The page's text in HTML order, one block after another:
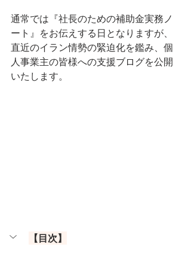
通常では『社長のための補助金実務ノ
ート』をお伝えする日となりますが、
直近のイラン情勢の緊迫化を鑑み、個
人事業主の皆様への支援ブログを公開
いたします。
【目次】